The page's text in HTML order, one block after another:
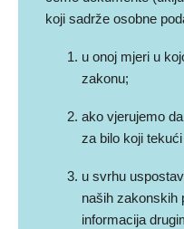
koji sadrže osobne
u onoj mjeri u
zakonu;
ako vjerujemo
za bilo koji
u svrhu
naših zakonskih
informacija